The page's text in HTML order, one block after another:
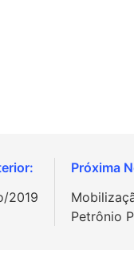
2019
Petrônio